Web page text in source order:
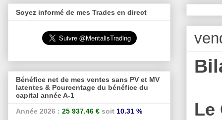
Le
Soyez informé de mes Trades en direct
Bénéfice net de mes ventes sans PV et MV
latentes & Pourcentage du bénéfice du
capital année A-1
Année 2026 : 25 937.46 € soit 10.31 %